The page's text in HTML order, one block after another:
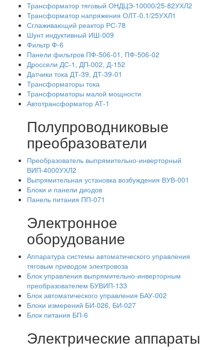
Трансформатор тяговый ОНДЦЭ-10000/25-82УХЛ2
Трансформатор напряжения ОЛТ-0.1/25УХЛ1
Сглаживающий реактор РС-78
Шунт индуктивный ИШ-009
Фильтр Ф-6
Панели фильтров ПФ-506-01, ПФ-506-02
Дроссели ДС-1, ДП-002, Д-152
Датчики тока ДТ-39, ДТ-39-01
Трансформаторы тока
Трансформаторы малой мощности
Автотрансформатор АТ-1
Полупроводниковые
преобразователи
Преобразователь выпрямительно-инверторный
ВИП-4000УХЛ2
Выпрямительная установка возбуждения ВУВ-001
Блоки и панели диодов
Панель питания ПП-071
Электронное
оборудование
Аппаратура системы автоматического управления
тяговым приводом электровоза
Блок управления выпрямительно-инверторным
преобразователем БУВИП-133
Блок автоматического управления БАУ-002
Блоки измерений БИ-026, БИ-027
Блок питания БП-6
Электрические аппараты